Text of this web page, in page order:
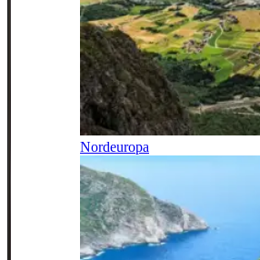
Nordeuropa